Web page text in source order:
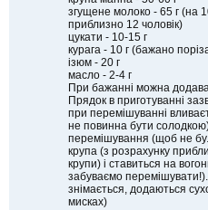
згущене молоко - 65 г (на
приблизно 12 чоловік)
цукати - 10-15 г
курага - 10 г (бажано
ізюм - 20 г
масло - 2-4 г
При бажанні можна
Прядок в приготуванні
при перемішуванні
не повинна бути
перемішування (щоб не
крупа (з розрахунку
крупи) і ставиться на
забуваємо
знімається, додаються
мисках)